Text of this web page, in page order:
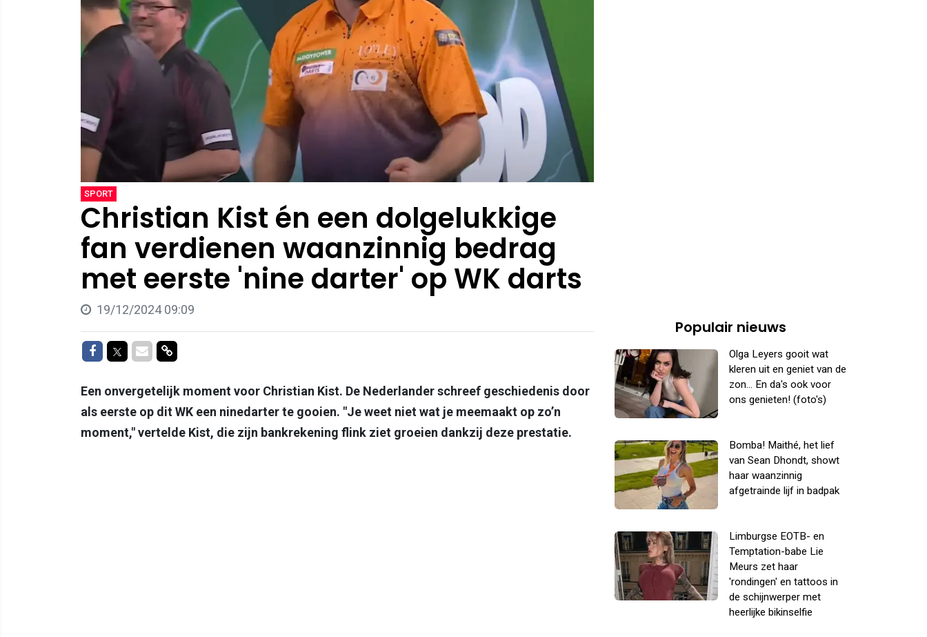
SPORT
Christian Kist én een dolgelukkige
fan verdienen waanzinnig bedrag
met eerste 'nine darter' op WK darts
19/12/2024 09:09
Delen op Facebook
Delen op Twitter
Delen via Mail
Delen via link
Een onvergetelijk moment voor Christian Kist. De Nederlander schreef geschiedenis door
als eerste op dit WK een ninedarter te gooien. "Je weet niet wat je meemaakt op zo’n
moment," vertelde Kist, die zijn bankrekening flink ziet groeien dankzij deze prestatie.
Populair nieuws
Olga Leyers gooit wat
kleren uit en geniet van de
zon... En da's ook voor
ons genieten! (foto's)
Bomba! Maithé, het lief
van Sean Dhondt, showt
haar waanzinnig
afgetrainde lijf in badpak
Limburgse EOTB- en
Temptation-babe Lie
Meurs zet haar
'rondingen' en tattoos in
de schijnwerper met
heerlijke bikinselfie